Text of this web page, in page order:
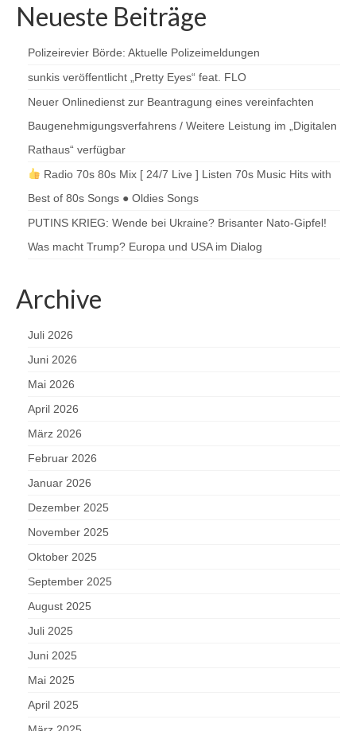
Neueste Beiträge
Polizeirevier Börde: Aktuelle Polizeimeldungen
sunkis veröffentlicht „Pretty Eyes“ feat. FLO
Neuer Onlinedienst zur Beantragung eines vereinfachten
Baugenehmigungsverfahrens / Weitere Leistung im „Digitalen
Rathaus“ verfügbar
Radio 70s 80s Mix [ 24/7 Live ] Listen 70s Music Hits with
Best of 80s Songs ● Oldies Songs
PUTINS KRIEG: Wende bei Ukraine? Brisanter Nato-Gipfel!
Was macht Trump? Europa und USA im Dialog
Archive
Juli 2026
Juni 2026
Mai 2026
April 2026
März 2026
Februar 2026
Januar 2026
Dezember 2025
November 2025
Oktober 2025
September 2025
August 2025
Juli 2025
Juni 2025
Mai 2025
April 2025